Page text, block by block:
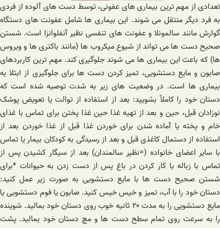
تعدادی از مهم ترین بیماری های عفونی، توسط دست های آلوده از فردی
به فرد دیگر منتقل می شوند. این بیماری ها شامل عفونت های دستگاه
گوارش مانند سالمونلا و عفونت های تنفسی نظیر آنفلوانزا است. شستن
صحیح دست ها می تواند از شیوع میکروب ها (مانند باکتری ها و ویروس
ها) که باعث این بیماری ها می شوند جلوگیری کند. مهم ترین کاربردهای
صابون و مایع دستشویی، تمیز کردن دست ها برای جلوگیری از ابتلا به
بیماری ها است. در وضعیت های زیر به شدت توصیه شده است که
دستان خود را کاملاً بشویید: بعد از استفاده از توالت یا تعویض پوشک
نوزادان قبل، حین و بعد از تهیه غذا حین غذا پختن برای تماس با غذای
خام و پخته یا آماده شدن برای خوردن غذا قبل از غذا خوردن بعد از
استفاده از دستمال کاغذی قبل و بعد از رسیدگی به کودکان بیمار یا تماس
با سایر اعضای خانواده (=نظیر سالمندان) بعد از سیگار کشیدن پس از
تماس با زباله یا کار کردن در باغ پس از دست زدن به حیوانات *برای
شستن صحیح دست ها با مایع دستشویی به صورت زیر عمل کنید:
دستان خود را با آب، تمیز و خیس خیس کنید. صابون یا فوم دستشویی یا
مایع دستشویی را به مدت ۲۰ ثانیه خوب روی دستان خود بمالید. شوینده
را به سرعت روی تمام سطح دست ها و مچ دستان خود بمالید. پشت